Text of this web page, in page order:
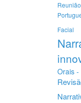
Facial
Orais -